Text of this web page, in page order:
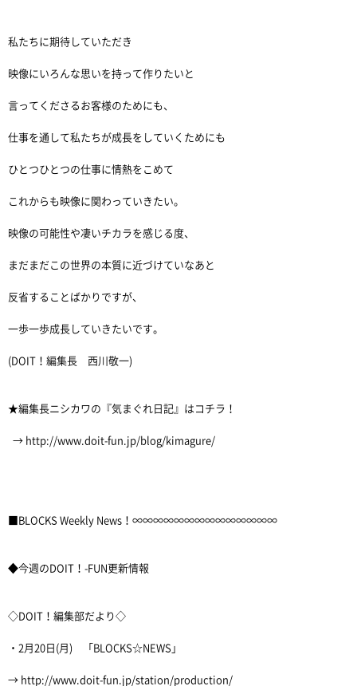
私たちに期待していただき
映像にいろんな思いを持って作りたいと
言ってくださるお客様のためにも、
仕事を通して私たちが成長をしていくためにも
ひとつひとつの仕事に情熱をこめて
これからも映像に関わっていきたい。
映像の可能性や凄いチカラを感じる度、
まだまだこの世界の本質に近づけていなあと
反省することばかりですが、
一歩一歩成長していきたいです。
(DOIT！編集長 西川敬一)
★編集長ニシカワの『気まぐれ日記』はコチラ！
→ http://www.doit-fun.jp/blog/kimagure/
■BLOCKS Weekly News！∞∞∞∞∞∞∞∞∞∞∞∞∞∞
◆今週のDOIT！-FUN更新情報
◇DOIT！編集部だより◇
・2月20日(月) 「BLOCKS☆NEWS」
→ http://www.doit-fun.jp/station/production/